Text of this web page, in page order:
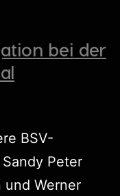
bei der
BSV-
Peter
und Werner